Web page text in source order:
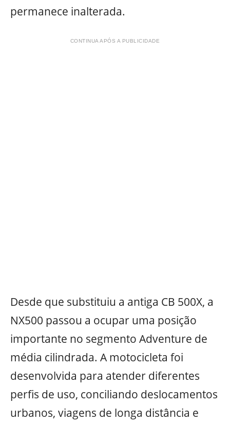
permanece inalterada.
CONTINUA APÓS A PUBLICIDADE
Desde que substituiu a antiga CB 500X, a
NX500 passou a ocupar uma posição
importante no segmento Adventure de
média cilindrada. A motocicleta foi
desenvolvida para atender diferentes
perfis de uso, conciliando deslocamentos
urbanos, viagens de longa distância e